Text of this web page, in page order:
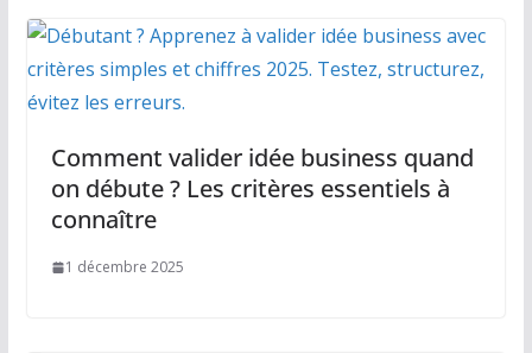
Comment valider idée business quand
on débute ? Les critères essentiels à
connaître
1 décembre 2025